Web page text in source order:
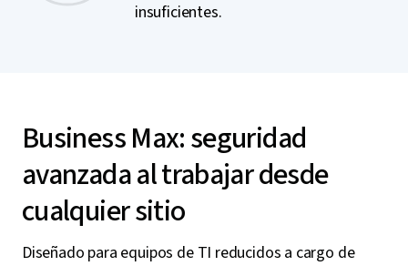
insuficientes.
Business Max: seguridad
avanzada al trabajar desde
cualquier sitio
Diseñado para equipos de TI reducidos a cargo de